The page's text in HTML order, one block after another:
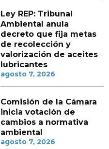
Ley REP: Tribunal
Ambiental anula
decreto que fija metas
de recolección y
valorización de aceites
lubricantes
agosto 7, 2026
Comisión de la Cámara
inicia votación de
cambios a normativa
ambiental
agosto 7, 2026